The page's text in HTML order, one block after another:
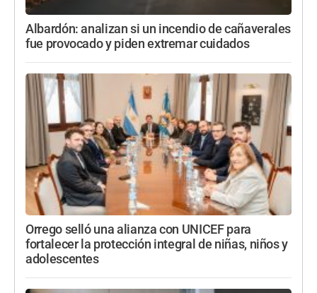
Albardón: analizan si un incendio de cañaverales
fue provocado y piden extremar cuidados
Orrego selló una alianza con UNICEF para
fortalecer la protección integral de niñas, niños y
adolescentes